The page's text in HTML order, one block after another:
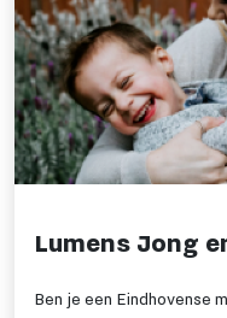
Lumens Jong
Ben je een Eindhovense